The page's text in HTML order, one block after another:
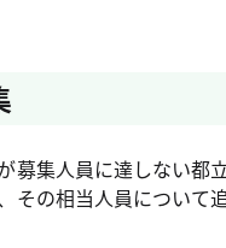
募集人員に達しない都
その相当人員について